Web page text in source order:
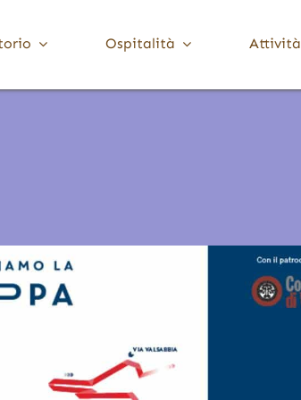
Ospitalità Attività